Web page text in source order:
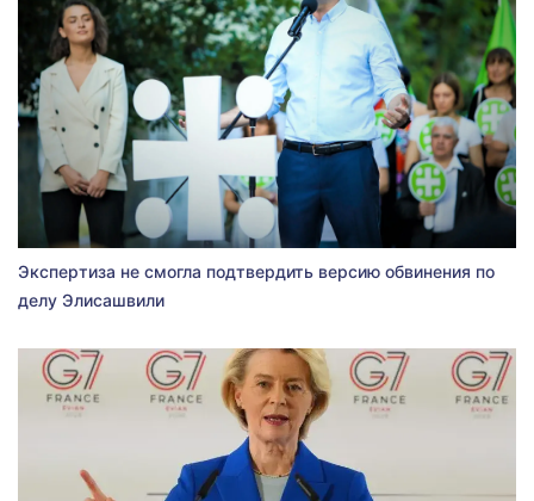
Экспертиза не смогла подтвердить версию обвинения по
делу Элисашвили